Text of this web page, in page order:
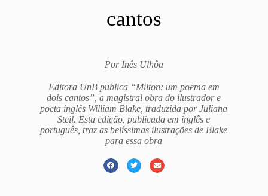
cantos
Por Inês Ulhôa
Editora UnB publica “Milton: um poema em
dois cantos”, a magistral obra do ilustrador e
poeta inglês William Blake, traduzida por Juliana
Steil. Esta edição, publicada em inglês e
português, traz as belíssimas ilustrações de Blake
para essa obra